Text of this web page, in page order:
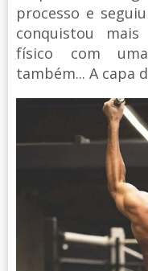
processo e
conquistou mais
físico com
também... A capa